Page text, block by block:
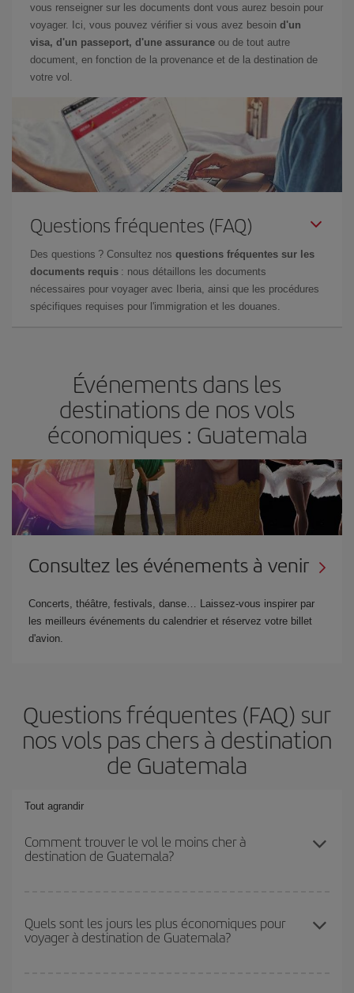
vous renseigner sur les documents dont vous aurez besoin pour
voyager. Ici, vous pouvez vérifier si vous avez besoin d'un
visa, d'un passeport, d'une assurance ou de tout autre
document, en fonction de la provenance et de la destination de
votre vol.
Questions fréquentes (FAQ)
Des questions ? Consultez nos questions fréquentes sur les
documents requis : nous détaillons les documents
nécessaires pour voyager avec Iberia, ainsi que les procédures
spécifiques requises pour l'immigration et les douanes.
Événements dans les
destinations de nos vols
économiques : Guatemala
Consultez les événements à venir
Concerts, théâtre, festivals, danse… Laissez-vous inspirer par
les meilleurs événements du calendrier et réservez votre billet
d'avion.
Questions fréquentes (FAQ) sur
nos vols pas chers à destination
de Guatemala
Tout agrandir
Comment trouver le vol le moins cher à
destination de Guatemala?
bas en évitant les hautes saisons, en achetant à l'avance et en
restant flexible sur les dates et les horaires de votre aller-retour. Si
Quels sont les jours les plus économiques pour
voyager à destination de Guatemala?